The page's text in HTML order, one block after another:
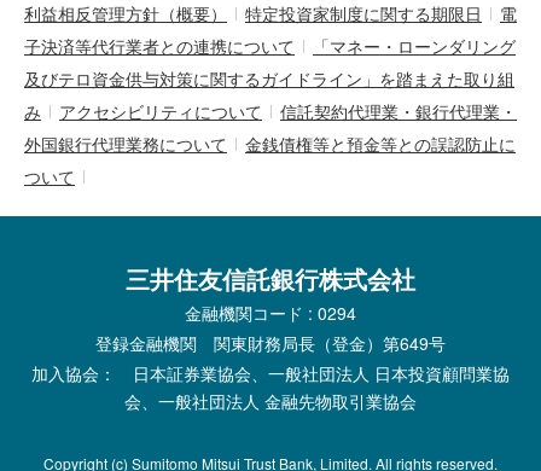
利益相反管理方針（概要）
特定投資家制度に関する期限日
電
子決済等代行業者との連携について
「マネー・ローンダリング
及びテロ資金供与対策に関するガイドライン」を踏まえた取り組
み
アクセシビリティについて
信託契約代理業・銀行代理業・
外国銀行代理業務について
金銭債権等と預金等との誤認防止に
ついて
三井住友信託銀行株式会社
金融機関コード : 0294
登録金融機関 関東財務局長（登金）第649号
加入協会： 日本証券業協会、一般社団法人 日本投資顧問業協
会、一般社団法人 金融先物取引業協会
Copyright (c) Sumitomo Mitsui Trust Bank, Limited. All rights reserved.